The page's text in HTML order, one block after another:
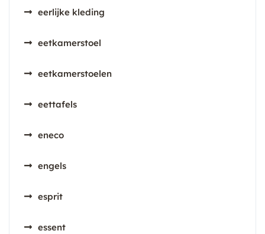
eerlijke kleding
eetkamerstoel
eetkamerstoelen
eettafels
eneco
engels
esprit
essent